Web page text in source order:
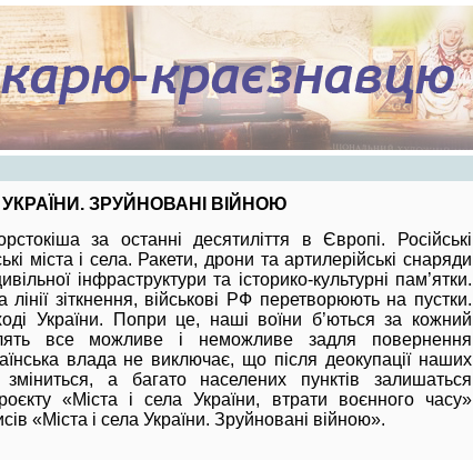
УКРАЇНИ. ЗРУЙНОВАНІ ВІЙНОЮ
за останні десятиліття в Європі. Російські
міста і села. Ракети, дрони та артилерійські снаряди
інфраструктури та історико-культурні пам’ятки.
зіткнення, військові РФ перетворюють на пустки.
України. Попри це, наші воїни б’ються за кожний
все можливе і неможливе задля повернення
влада не виключає, що після деокупації наших
а багато населених пунктів залишаться
«Міста і села України, втрати воєнного часу»
«Міста і села України. Зруйновані війною».